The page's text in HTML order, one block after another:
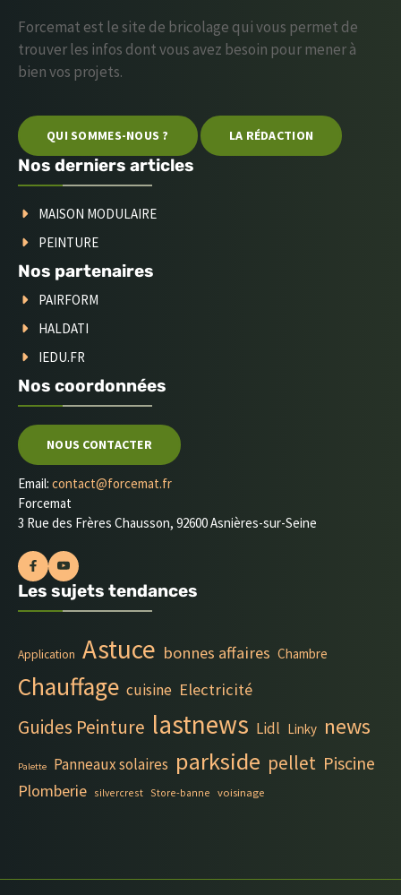
Forcemat est le site de bricolage qui vous permet de
trouver les infos dont vous avez besoin pour mener à
bien vos projets.
QUI SOMMES-NOUS ? LA RÉDACTION
Nos derniers articles
MAISON MODULAIRE
PEINTURE
Nos partenaires
PAIRFORM
HALDATI
IEDU.FR
Nos coordonnées
NOUS CONTACTER
Email: contact@forcemat.fr
Forcemat
3 Rue des Frères Chausson, 92600 Asnières-sur-Seine
Les sujets tendances
Application Astuce bonnes affaires Chambre
Chauffage cuisine Electricité
Guides Peinture lastnews Lidl Linky news
Palette Panneaux solaires parkside pellet Piscine
Plomberie silvercrest Store-banne voisinage